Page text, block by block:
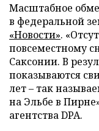
Масштабное
в федеральной
«Новости».
повсеместному
Саксонии. В
показываются
лет – так
на Эльбе в
агентства DPA.